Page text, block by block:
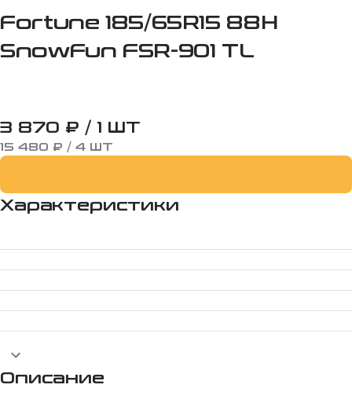
Fortune 185/65R15 88H
SnowFun FSR-901 TL
3 870 ₽ / 1 ШТ
15 480 ₽ / 4 ШТ
Характеристики
Описание